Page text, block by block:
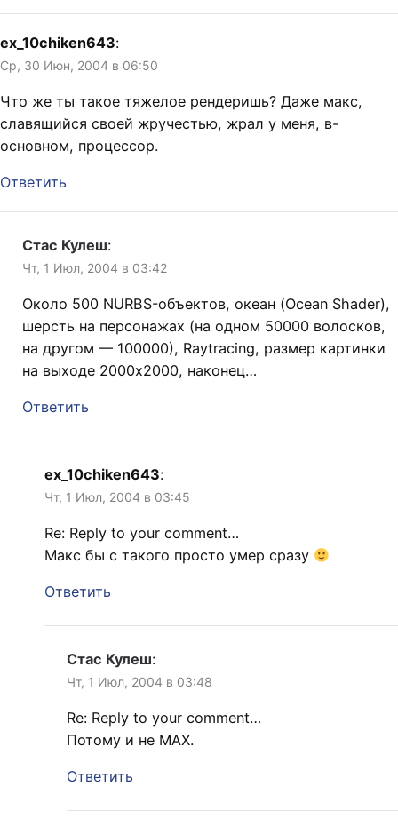
ex_10chiken643:
Ср, 30 Июн, 2004 в 06:50
Что же ты такое тяжелое рендеришь? Даже макс,
славящийся своей жручестью, жрал у меня, в-
основном, процессор.
Ответить
Стас Кулеш:
Чт, 1 Июл, 2004 в 03:42
Около 500 NURBS-объектов, океан (Ocean Shader),
шерсть на персонажах (на одном 50000 волосков,
на другом — 100000), Raytracing, размер картинки
на выходе 2000х2000, наконец…
Ответить
ex_10chiken643:
Чт, 1 Июл, 2004 в 03:45
Re: Reply to your comment…
Макс бы с такого просто умер сразу
Ответить
Стас Кулеш:
Чт, 1 Июл, 2004 в 03:48
Re: Reply to your comment…
Потому и не MAX.
Ответить